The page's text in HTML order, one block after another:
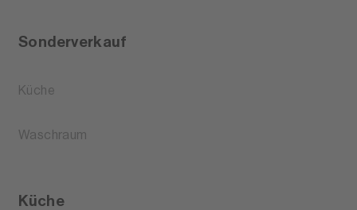
Sonderverkauf
Küche
Waschraum
Küche